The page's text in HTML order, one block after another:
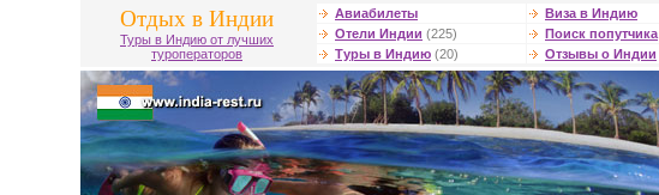
Отдых в Индии
Туры в Индию от лучших
туроператоров
Авиабилеты Виза в Индию
Отели Индии (225) Поиск попутчика
Туры в Индию (20) Отзывы о Индии